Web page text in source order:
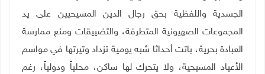
الجسدية واللفظية بحق رجال الدين المسيحيين على يد
المجموعات الصهيونية المتطرفة، والتضييقات ومنع ممارسة
العبادة بحرية، باتت أحداثا شبه يومية تزداد وتيرتها في مواسم
الأعياد المسيحية، ولا يتحرك لها ساكن، محلياً ودولياً، رغم